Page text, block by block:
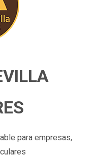
para empresas,